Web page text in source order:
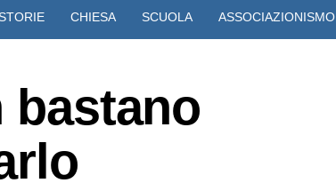
CHIESA SCUOLA ASSOCIAZIONISMO
bastano